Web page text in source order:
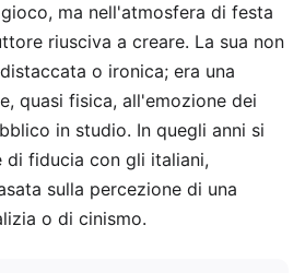
ma nell'atmosfera di festa
riusciva a creare. La sua non
o ironica; era una
quasi fisica, all'emozione dei
in studio. In quegli anni si
di fiducia con gli italiani,
sulla percezione di una
o di cinismo.